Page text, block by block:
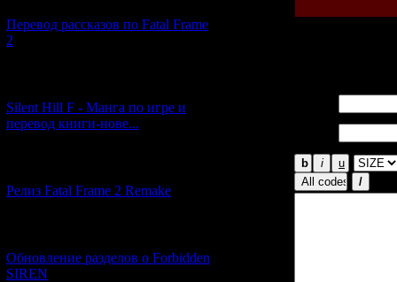
Перевод рассказов по Fatal Frame
2
Silent Hill F - Манга по игре и
перевод книги-нове...
Релиз Fatal Frame 2 Remake
Обновление разделов о Forbidden
SIREN